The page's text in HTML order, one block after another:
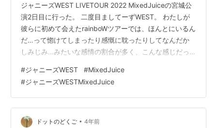
ジャニーズWEST LIVETOUR 2022 MixedJuiceの宮城公
演2日目に行った。 二度目ましてーずWEST。 わたしが
彼らに初めて会えたrainboWツアーでは、ほんとにいるん
だ…って惚けてしまったり感慨に耽ったりしてなんだか
しみじみ…みたいな感情の割合が多く、こんな感じだっ
回もじーんと胸いっぱいになりつつ、前にも増して
「げ」とか「ギャ」とかやめてしぬたすけてって心の声
が語彙を失いながらも印象深いことがたくさん。セトリ
を思い返しながら心の声を書き連ねておこうと思う。正
確さは保証できません。ネタバレ。 その前に。一緒に行
#ジャニーズWEST #MixedJuice
#ジャニーズWESTMixedJuice
ドットのどくご • 4年前